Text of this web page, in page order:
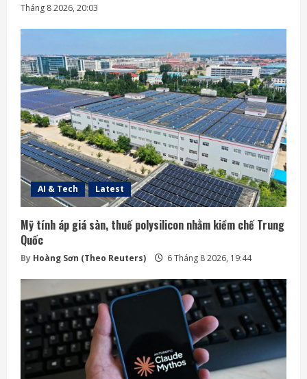
Tháng 8 2026, 20:03
AI & Tech Latest
Mỹ tính áp giá sàn, thuế polysilicon nhằm kiềm chế Trung
Quốc
By Hoàng Sơn (Theo Reuters) 6 Tháng 8 2026, 19:44